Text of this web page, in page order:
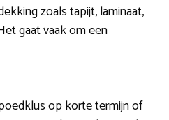
zoals tapijt, laminaat,
gaat vaak om een
op korte termijn of